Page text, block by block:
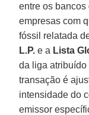
entre os
empresas com
fóssil relatada
L.P. e a Lista
da liga atribuído
transação é
intensidade do
emissor